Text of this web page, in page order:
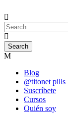
Blog
@titonet pills
Suscríbete
Cursos
Quién soy